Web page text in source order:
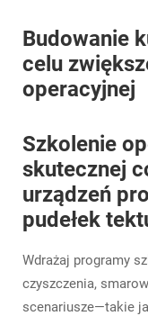
Budowanie
celu
operacyjnej
Szkolenie
skutecznej
urządzeń
pudełek
Wdrażaj programy
czyszczenia,
scenariusze—takie